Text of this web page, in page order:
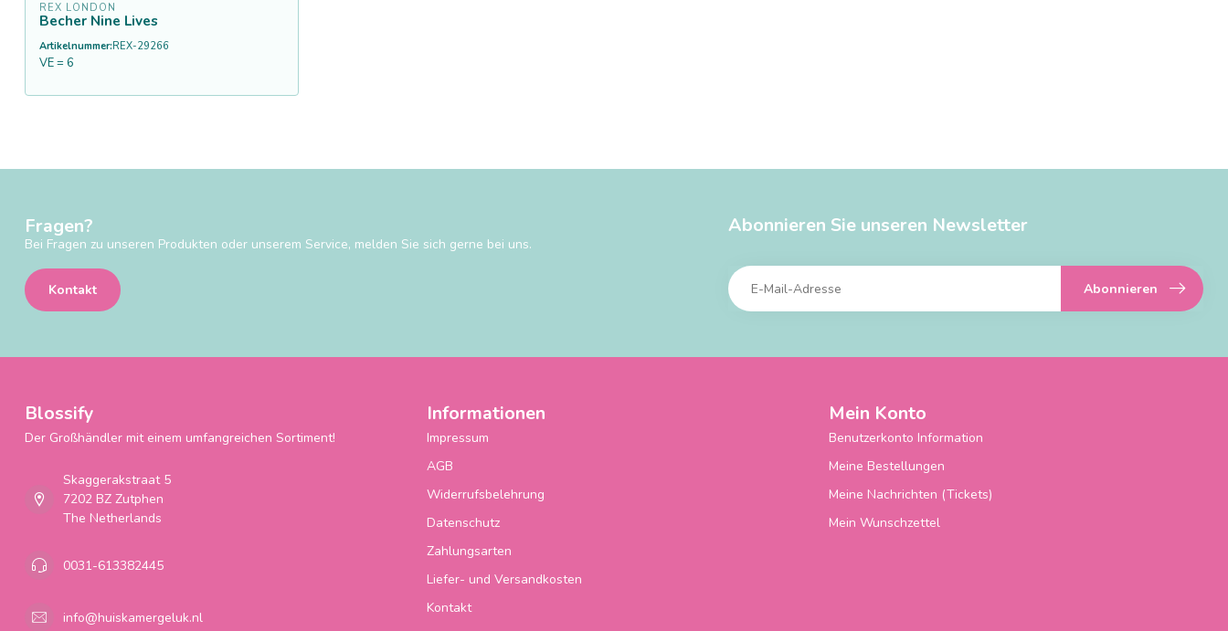
REX LONDON
Becher Nine Lives
Artikelnummer:REX-29266
VE = 6
Fragen?
Bei Fragen zu unseren Produkten oder unserem Service, melden Sie sich gerne bei uns.
Kontakt
Abonnieren Sie unseren Newsletter
Abonnieren
Blossify
Der Großhändler mit einem umfangreichen Sortiment!
Skaggerakstraat 5
7202 BZ Zutphen
The Netherlands
0031-613382445
info@huiskamergeluk.nl
Informationen
Impressum
AGB
Widerrufsbelehrung
Datenschutz
Zahlungsarten
Liefer- und Versandkosten
Kontakt
Mein Konto
Benutzerkonto Information
Meine Bestellungen
Meine Nachrichten (Tickets)
Mein Wunschzettel